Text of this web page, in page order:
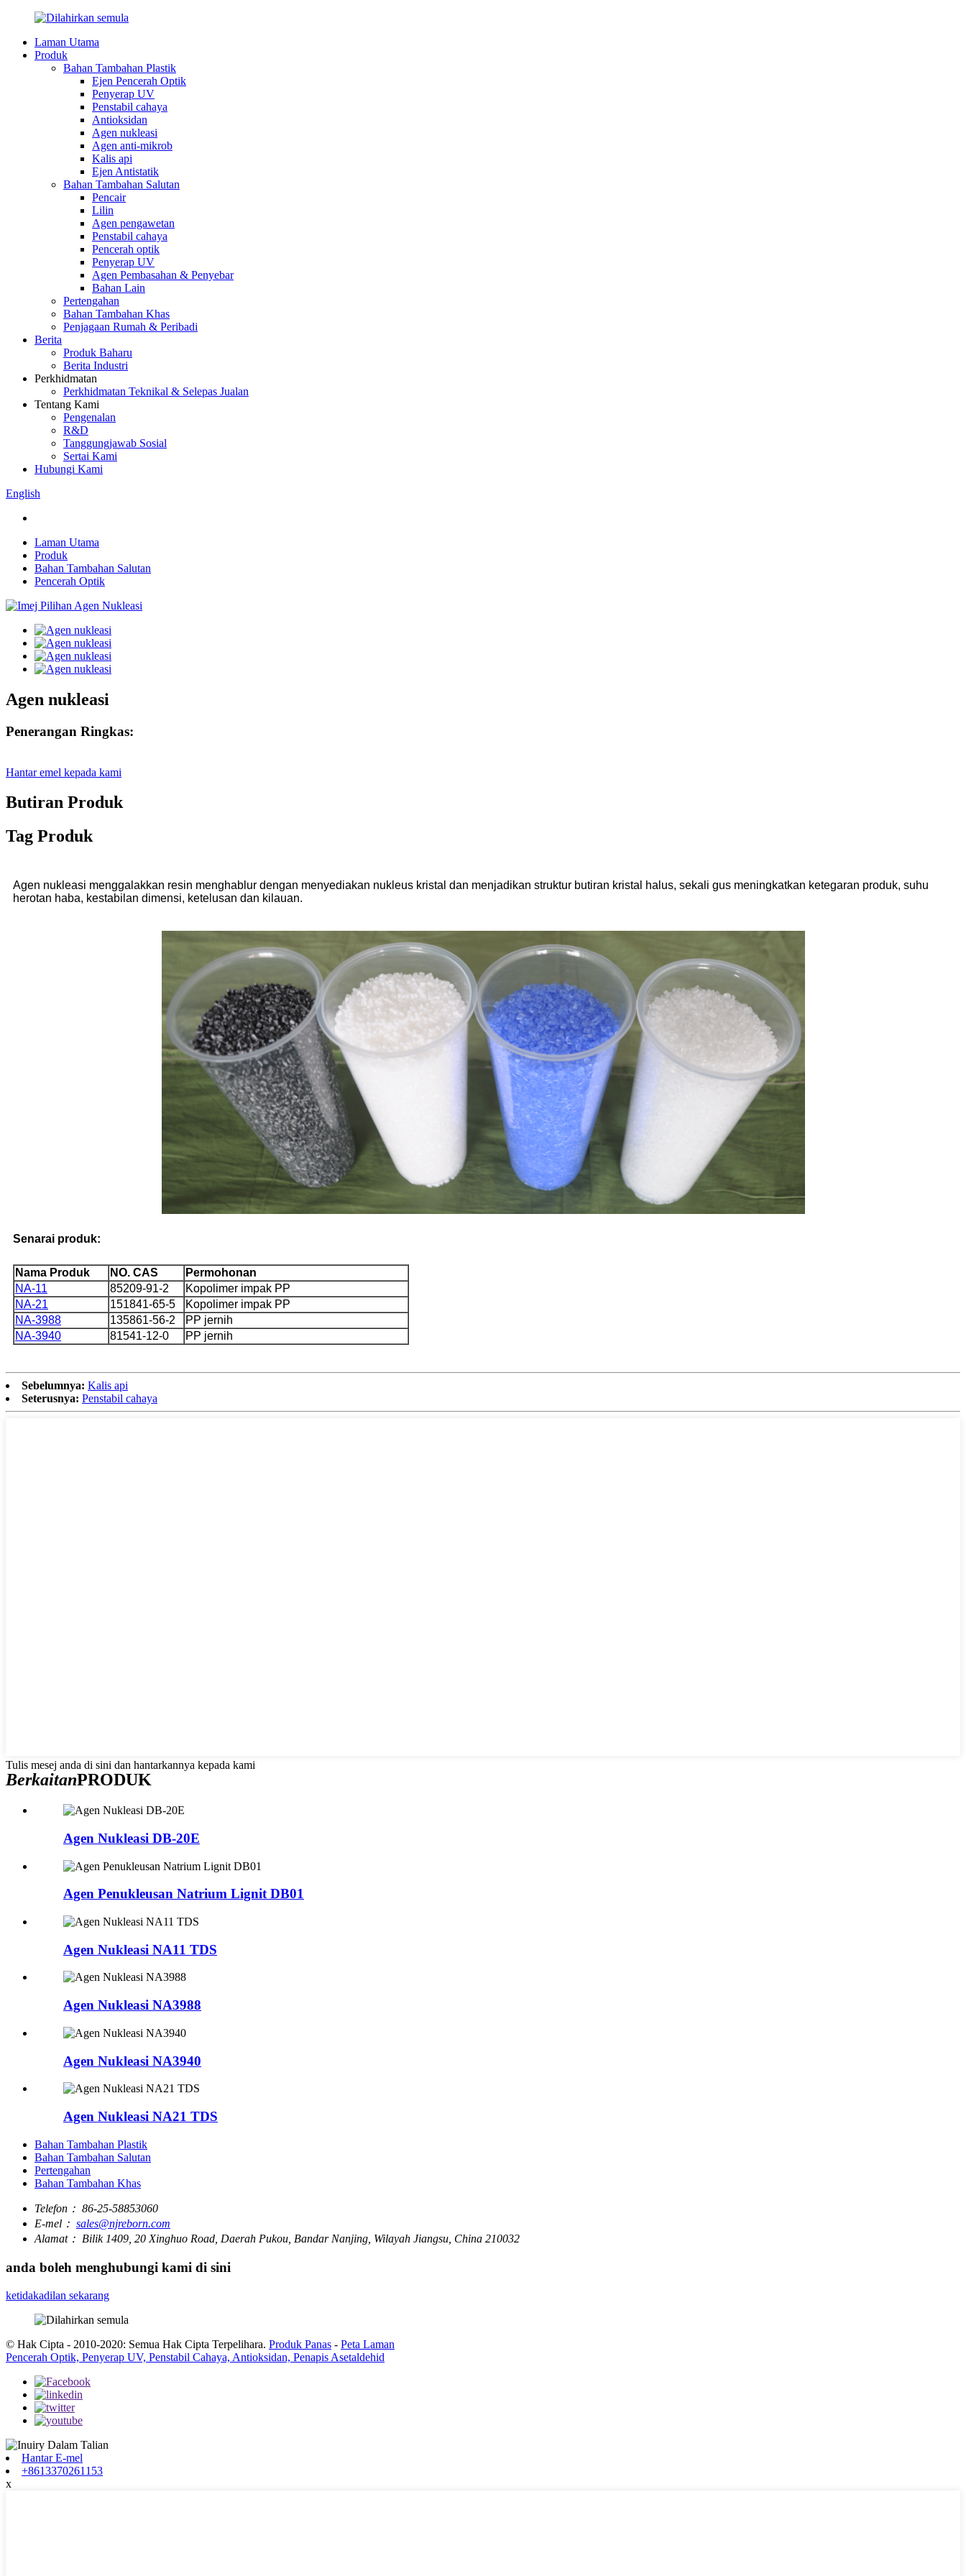
Laman Utama
Produk
Bahan Tambahan Plastik
Ejen Pencerah Optik
Penyerap UV
Penstabil cahaya
Antioksidan
Agen nukleasi
Agen anti-mikrob
Kalis api
Ejen Antistatik
Bahan Tambahan Salutan
Pencair
Lilin
Agen pengawetan
Penstabil cahaya
Pencerah optik
Penyerap UV
Agen Pembasahan & Penyebar
Bahan Lain
Pertengahan
Bahan Tambahan Khas
Penjagaan Rumah & Peribadi
Berita
Produk Baharu
Berita Industri
Perkhidmatan
Perkhidmatan Teknikal & Selepas Jualan
Tentang Kami
Pengenalan
R&D
Tanggungjawab Sosial
Sertai Kami
Hubungi Kami
English
Laman Utama
Produk
Bahan Tambahan Salutan
Pencerah Optik
Agen nukleasi
Penerangan Ringkas:
Hantar emel kepada kami
Butiran Produk
Tag Produk
Agen nukleasi menggalakkan resin menghablur dengan menyediakan nukleus kristal dan menjadikan struktur butiran kristal halus, sekali gus meningkatkan ketegaran produk, suhu
herotan haba, kestabilan dimensi, ketelusan dan kilauan.
Senarai produk:
Nama Produk NO. CAS
Permohonan
NA-11
85209-91-2
Kopolimer impak PP
NA-21
151841-65-5
Kopolimer impak PP
NA-3988
135861-56-2
PP jernih
NA-3940
81541-12-0 PP jernih
Sebelumnya: Kalis api
Seterusnya: Penstabil cahaya
Tulis mesej anda di sini dan hantarkannya kepada kami
BerkaitanPRODUK
Agen Nukleasi DB-20E
Agen Penukleusan Natrium Lignit DB01
Agen Nukleasi NA11 TDS
Agen Nukleasi NA3988
Agen Nukleasi NA3940
Agen Nukleasi NA21 TDS
Bahan Tambahan Plastik
Bahan Tambahan Salutan
Pertengahan
Bahan Tambahan Khas
Telefon： 86-25-58853060
E-mel： sales@njreborn.com
Alamat： Bilik 1409, 20 Xinghuo Road, Daerah Pukou, Bandar Nanjing, Wilayah Jiangsu, China 210032
anda boleh menghubungi kami di sini
ketidakadilan sekarang
© Hak Cipta - 2010-2020: Semua Hak Cipta Terpelihara. Produk Panas - Peta Laman
Pencerah Optik, Penyerap UV, Penstabil Cahaya, Antioksidan, Penapis Asetaldehid
Hantar E-mel
+8613370261153
x